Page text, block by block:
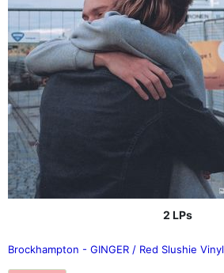
2 LPs
Brockhampton - GINGER / Red Slushie Vinyl